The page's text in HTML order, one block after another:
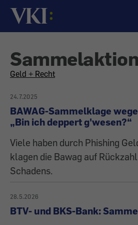
Startseite
Sammelaktion
All
articles
on
the
topic
Geld + Recht
24.7.2025
BAWAG-Sammelklage
„Bin ich deppert g'wesen?“
Viele haben durch Phishing
klagen die Bawag auf
Schadens.
28.5.2026
BTV- und BKS-Bank: